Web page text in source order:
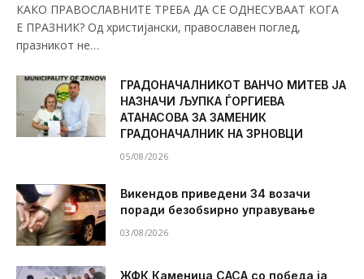
КАКО ПРАВОСЛАВНИТЕ ТРЕБА ДА СЕ ОДНЕСУВААТ КОГА
Е ПРАЗНИК? Од христијански, православен поглед,
празникот не…
ГРАДОНАЧАЛНИКОТ ВАНЧО МИТЕВ ЈА
НАЗНАЧИ ЉУПКА ЃОРГИЕВА
АТАНАСОВА ЗА ЗАМЕНИК
ГРАДОНАЧАЛНИК НА ЗРНОВЦИ
05/08/2026
Викендов приведени 34 возачи
поради безобѕирно управување
03/08/2026
ЖФК Каменица САСА со победа ја